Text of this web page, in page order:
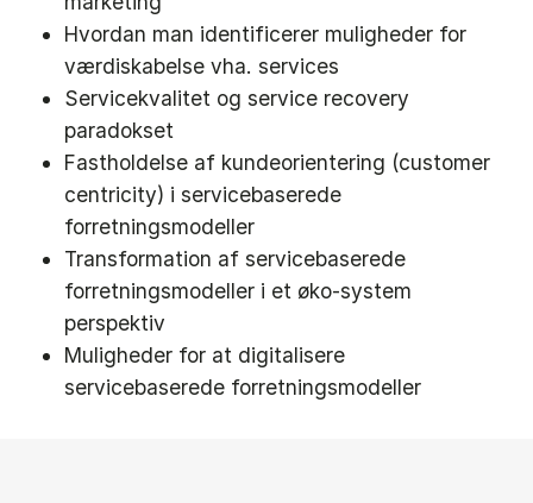
Hvordan man identificerer muligheder for
værdiskabelse vha. services
Servicekvalitet og service recovery
paradokset
Fastholdelse af kundeorientering (customer
centricity) i servicebaserede
forretningsmodeller
Transformation af servicebaserede
forretningsmodeller i et øko-system
perspektiv
Muligheder for at digitalisere
servicebaserede forretningsmodeller